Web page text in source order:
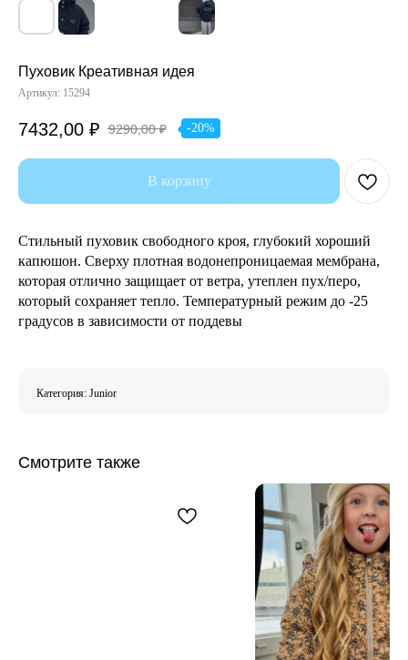
Пуховик Креативная идея
Артикул: 15294
7432,00 ₽ 9290,00 ₽ -20%
В корзину
Стильный пуховик свободного кроя, глубокий хороший
капюшон. Сверху плотная водонепроницаемая мембрана,
которая отлично защищает от ветра, утеплен пух/перо,
который сохраняет тепло. Температурный режим до -25
градусов в зависимости от поддевы
Категория: Junior
Смотрите также